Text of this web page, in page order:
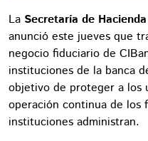
La Secretaría de
anunció este jueves que
negocio fiduciario de
instituciones de la banca
objetivo de proteger a los
operación continua de los
instituciones administran.